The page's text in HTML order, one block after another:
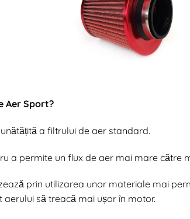
Aer Sport?
a filtrului de aer standard.
a permite un flux de aer mai mare către
prin utilizarea unor materiale mai
aerului să treacă mai ușor în motor.